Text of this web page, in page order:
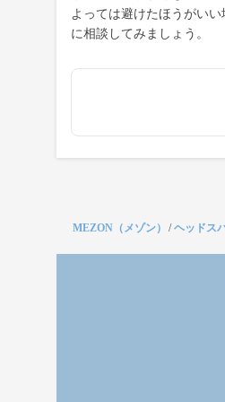
よっては避けたほうがい
に相談してみましょう。
MEZON（メゾン） /ヘッドス